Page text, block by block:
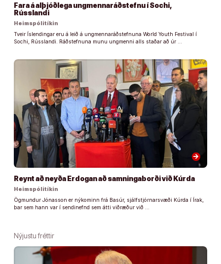
Fara á alþjóðlega ungmennaráðstefnu í Sochi,
Rússlandi
Heimspólitíkin
Tveir Íslendingar eru á leið á ungmennaráðstefnuna World Youth Festival í
Sochi, Rússlandi. Ráðstefnuna munu ungmenni alls staðar að úr …
arrow_forward
Reynt að neyða Erdogan að samningaborði við Kúrda
Heimspólitíkin
Ögmundur Jónasson er nýkominn frá Basúr, sjálfstjórnarsvæði Kúrda í Írak,
þar sem hann var í sendinefnd sem átti viðræður við …
Nýjustu fréttir